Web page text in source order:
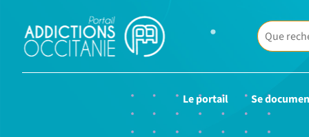
Le portail Se